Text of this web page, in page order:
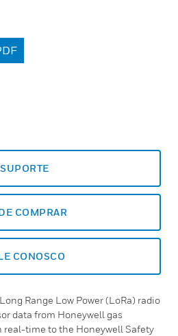
SUPORTE
COMPRAR
CONOSCO
Range Low Power (LoRa) radio
data from Honeywell gas
real-time to the Honeywell Safety